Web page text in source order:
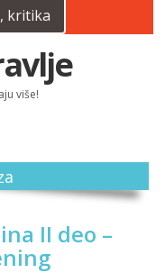
više!
II deo –
kritika